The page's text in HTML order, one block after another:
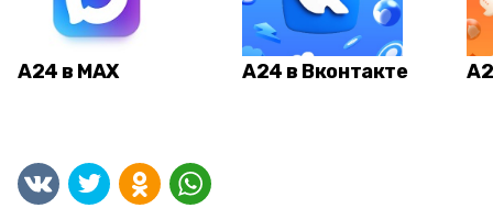
А24 в MAX А24 в Вконтакте